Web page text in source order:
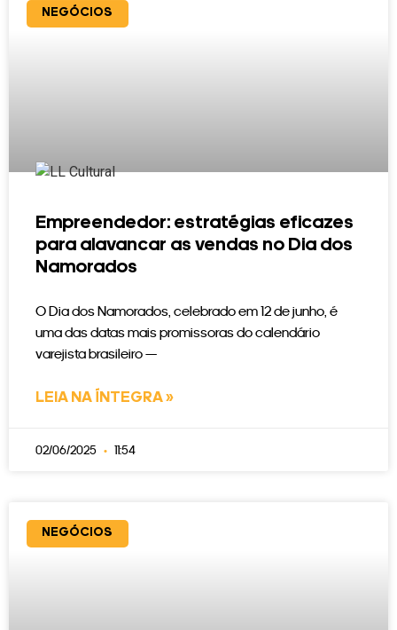
NEGÓCIOS
Empreendedor: estratégias eficazes
para alavancar as vendas no Dia dos
Namorados
O Dia dos Namorados, celebrado em 12 de junho, é
uma das datas mais promissoras do calendário
varejista brasileiro —
LEIA NA ÍNTEGRA »
02/06/2025 11:54
NEGÓCIOS